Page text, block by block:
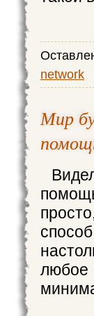
network
Мир
любое